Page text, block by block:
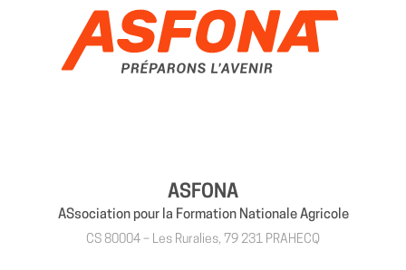
ASFONA
ASsociation pour la Formation Nationale Agricole
CS 80004 – Les Ruralies, 79 231 PRAHECQ